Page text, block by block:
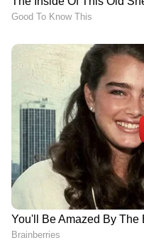
കേരളത്തിലെ
News
അറിയാൻ
ന്യൂസ്
തത്സമയ
വിശകലനവും
എല്ലാം ഒരൊറ്റ
എവിടെയും
ലഭിക്കാൻAsianet